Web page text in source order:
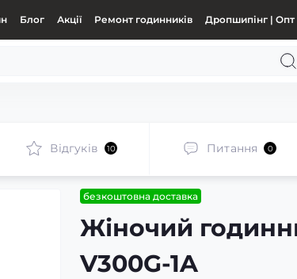
Блог Акції Ремонт годинників Дропшипінг | Опт
Відгуків 10 Питання 0
безкоштовна доставка
Жіночий
V300G-1A